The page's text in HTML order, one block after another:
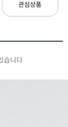
관심상품
습니다